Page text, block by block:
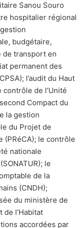
Sanou Souro
hospitalier régional
budgétaire,
de transport en
permanent des
l’audit du Haut
de l’Unité
Compact du
la gestion
du Projet de
le contrôle
nationale
le
de la
(CNDH);
du ministère de
de l’Habitat
accordées par